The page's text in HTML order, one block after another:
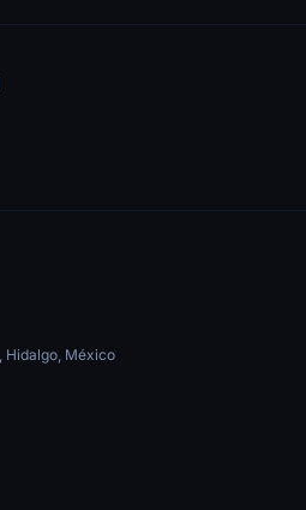
Hidalgo, México